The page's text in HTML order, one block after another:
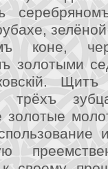
коне,
золотыми
трёхъ
золотые